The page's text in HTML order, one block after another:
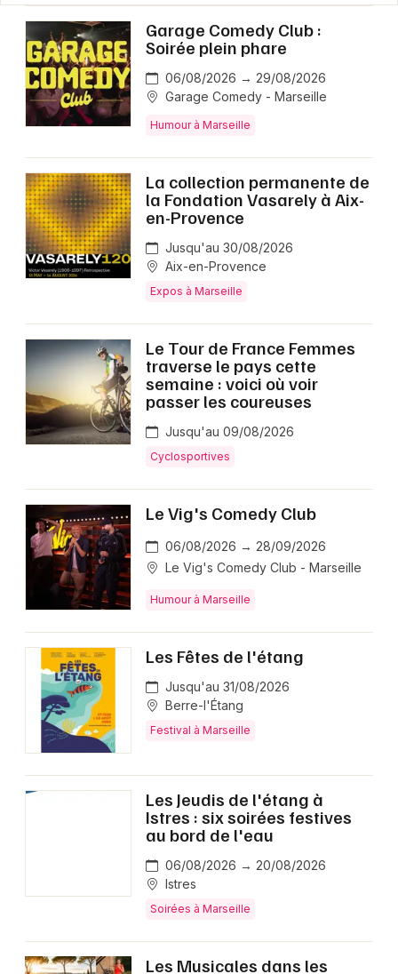
Garage Comedy Club :
Soirée plein phare
06/08/2026 → 29/08/2026
Garage Comedy - Marseille
Humour à Marseille
La collection permanente de
la Fondation Vasarely à Aix-
en-Provence
Jusqu'au 30/08/2026
Aix-en-Provence
Expos à Marseille
Le Tour de France Femmes
traverse le pays cette
semaine : voici où voir
passer les coureuses
Jusqu'au 09/08/2026
Cyclosportives
Le Vig's Comedy Club
06/08/2026 → 28/09/2026
Le Vig's Comedy Club - Marseille
Humour à Marseille
Les Fêtes de l'étang
Jusqu'au 31/08/2026
Berre-l'Étang
Festival à Marseille
Les Jeudis de l'étang à
Istres : six soirées festives
au bord de l'eau
06/08/2026 → 20/08/2026
Istres
Soirées à Marseille
Les Musicales dans les